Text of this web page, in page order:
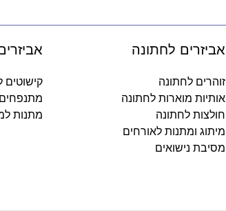
אביזרים לחתונה
זוהרים לחתונה
אותיות מוארות לחתונה
חולצות לחתונה
מיתוג ומתנות לאורחים
מסיבת נישואים
קישוטים
מתנות